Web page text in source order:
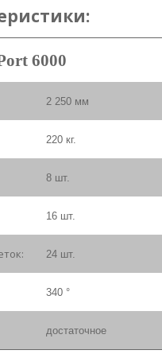
6000
2 250 мм
220 кг.
8 шт.
16 шт.
24 шт.
340 °
достаточное